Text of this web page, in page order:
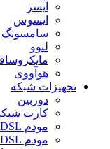
ایسر
ایسوس
سامسونگ
لنوو
هوآووی
تجهیزات شبکه
دوربین
کارت
مودم ADSL
مودم VDSL